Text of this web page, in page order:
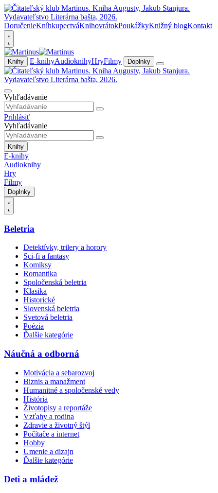
DoručenieKníhkupectváKnihovrátokPoukážkyKnižný blogKontakt
Knihy E-knihyAudioknihyHryFilmy Doplnky
Vyhľadávanie
Prihlásiť
Vyhľadávanie
Knihy
E-knihy
Audioknihy
Hry
Filmy
Doplnky
Beletria
Detektívky, trilery a horory
Sci-fi a fantasy
Komiksy
Romantika
Spoločenská beletria
Klasika
Historické
Slovenská beletria
Svetová beletria
Poézia
Ďalšie kategórie
Náučná a odborná
Motivácia a sebarozvoj
Biznis a manažment
Humanitné a spoločenské vedy
História
Životopisy a reportáže
Vzťahy a rodina
Zdravie a životný štýl
Počítače a internet
Hobby
Umenie a dizajn
Ďalšie kategórie
Deti a mládež